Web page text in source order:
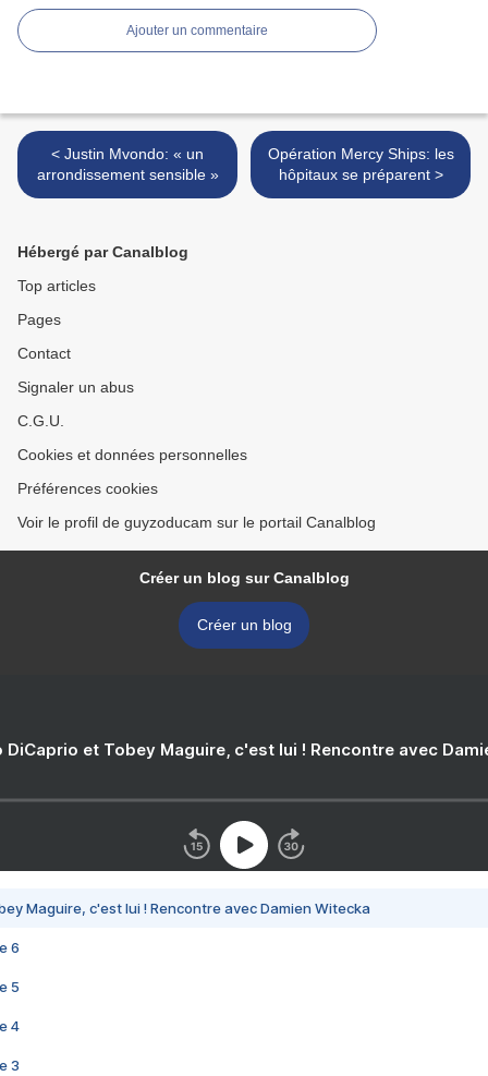
Ajouter un commentaire
< Justin Mvondo: « un
arrondissement sensible »
Opération Mercy Ships: les
hôpitaux se préparent >
Hébergé par Canalblog
Top articles
Pages
Contact
Signaler un abus
C.G.U.
Cookies et données personnelles
Préférences cookies
Voir le profil de guyzoducam sur le portail Canalblog
Créer un blog sur Canalblog
Créer un blog
DiCaprio et Tobey Maguire, c'est lui ! Rencontre avec
Maguire, c'est lui ! Rencontre avec Damien Witecka
6
5
4
3